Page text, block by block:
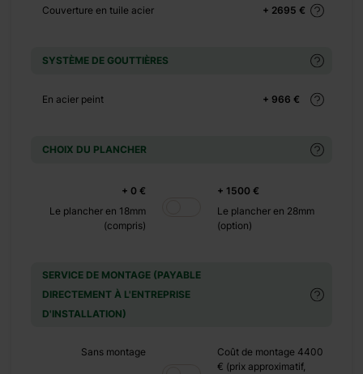
+ 2695 €
Couverture en tuile acier
SYSTÈME DE GOUTTIÈRES
+ 966 €
En acier peint
CHOIX DU PLANCHER
+ 0 €
Le plancher en 18mm
(compris)
+ 1500 €
Le plancher en 28mm
(option)
SERVICE DE MONTAGE (PAYABLE
DIRECTEMENT À L'ENTREPRISE
D'INSTALLATION)
Sans montage
Coût de montage 4400
€ (prix approximatif,
+ 0 €
+ 0 €
et un
et durable. Grâce à
pour installer une
le salon, une
la cabane en bois